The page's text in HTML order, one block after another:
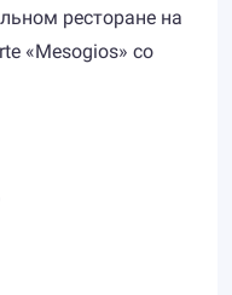
ресторане на
«Mesogios» со